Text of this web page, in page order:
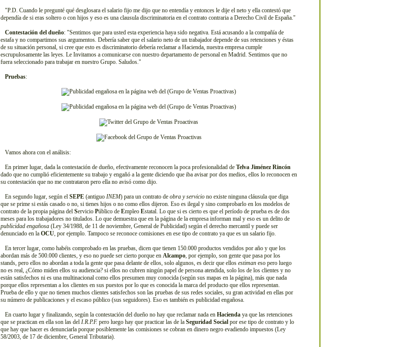
"P.D. Cuando le pregunté qué desglosara el salario fijo me dijo que no entendía y entonces le dije el neto y ella contestó que
dependía de si eras soltero o con hijos y eso es una clausula discriminatoria en el contrato contraria a Derecho Civil de España."
Contestación del dueño: "Sentimos que para usted esta experiencia haya sido negativa. Está acusando a la compañía de
estafa y no compartimos sus argumentos. Debería saber que el salario neto de un trabajador depende de sus retenciones y éstas
de su situación personal, si cree que esto es discriminatorio debería reclamar a Hacienda, nuestra empresa cumple
escrupulosamente las leyes. Le Invitamos a comunicarse con nuestro departamento de personal en Madrid. Sentimos que no
fuera seleccionado para trabajar en nuestro Grupo. Saludos."
Pruebas:
Vamos ahora con el análisis:
En primer lugar, dada la contestación de dueño, efectivamente reconocen la poca profesionalidad de Telva Jiménez Rincón
dado que no cumplió eficientemente su trabajo y engañó a la gente diciendo que iba avisar por dos medios, ellos lo reconocen en
su contestación que no me contrataron pero ella no avisó como dijo.
En segundo lugar, según el SEPE (antiguo INEM) para un contrato de obra y servicio no existe ninguna cláusula que diga
que se prime si estás casado o no, si tienes hijos o no como ellos dijeron. Eso es ilegal y sino comprobarlo en los modelos de
contrato de la propia página del Servicio Público de Empleo Estatal. Lo que si es cierto es que el período de prueba es de dos
meses para los trabajadores no titulados. Lo que demuestra que en la página de la empresa informan mal y eso es un delito de
publicidad engañosa (Ley 34/1988, de 11 de noviembre, General de Publicidad) según el derecho mercantil y puede ser
denunciado en la OCU, por ejemplo. Tampoco se reconoce comisiones en ese tipo de contrato ya que es un salario fijo.
En tercer lugar, como habéis comprobado en las pruebas, dicen que tienen 150.000 productos vendidos por año y que los
abordan más de 500.000 clientes, y eso no puede ser cierto porque en Alcampo, por ejemplo, son gente que pasa por los
stands, pero ellos no abordan a toda la gente que pasa delante de ellos, solo algunos, es decir que ellos estiman eso pero luego
no es real, ¿Cómo miden ellos su audiencia? si ellos no cubren ningún papel de persona atendida, solo los de los clientes y no
están satisfechos ni es una multinacional como ellos presumen muy conocida (según sus mapas en la página), más que nada
porque ellos representan a los clientes en sus puestos por lo que es conocida la marca del producto que ellos representan.
Prueba de ello y que no tienen muchos clientes satisfechos son las pruebas de sus redes sociales, su gran actividad en ellas por
su número de publicaciones y el escaso público (sus seguidores). Eso es también es publicidad engañosa.
En cuarto lugar y finalizando, según la contestación del dueño no hay que reclamar nada en Hacienda ya que las retenciones
que se practican en ella son las del I.R.P.F. pero luego hay que practicar las de la Seguridad Social por ese tipo de contrato y lo
que hay que hacer es denunciarla porque posiblemente las comisiones se cobran en dinero negro evadiendo impuestos (Ley
58/2003, de 17 de diciembre, General Tributaria).